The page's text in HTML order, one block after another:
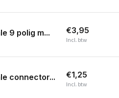
9 polig m... €3,95
Incl. btw
connector... €1,25
Incl. btw